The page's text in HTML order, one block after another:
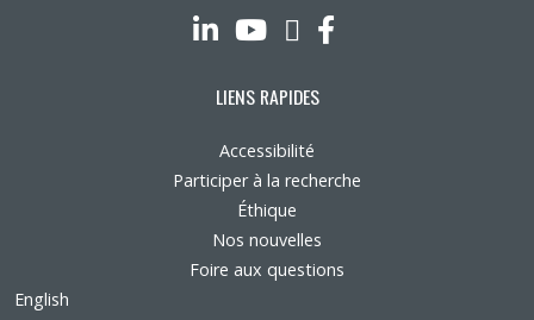
LinkedIn
YouTube
Twitter
LIENS RAPIDES
Accessibilité
Participer à la recherche
Éthique
Nos nouvelles
Foire aux questions
English